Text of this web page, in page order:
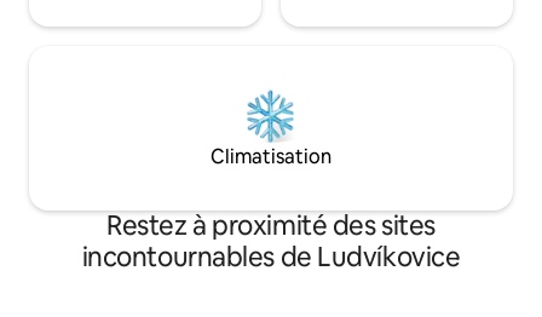
Climatisation
Restez à proximité des sites
incontournables de Ludvíkovice